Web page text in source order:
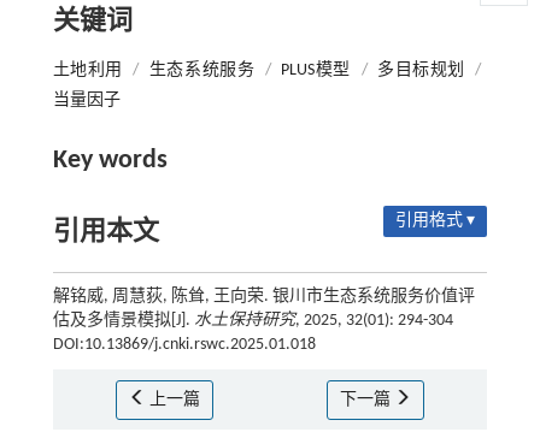
关键词
土地利用 / 生态系统服务 / PLUS模型 / 多目标规划
/
当量因子
Key words
引用本文 引用格式 ▾
解铭威, 周慧荻, 陈耸, 王向荣. 银川市生态系统服务价值评
估及多情景模拟[J]. 水土保持研究, 2025, 32(01): 294-304
DOI:10.13869/j.cnki.rswc.2025.01.018
上一篇 下一篇